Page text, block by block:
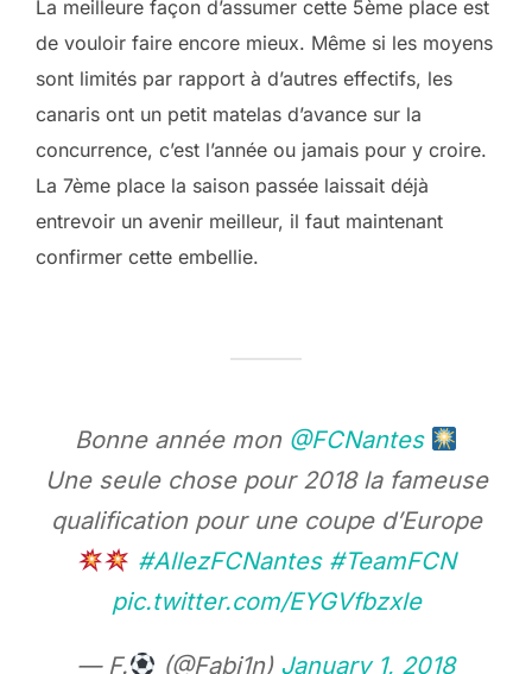
La meilleure façon d’assumer cette 5ème place est
de vouloir faire encore mieux. Même si les moyens
sont limités par rapport à d’autres effectifs, les
canaris ont un petit matelas d’avance sur la
concurrence, c’est l’année ou jamais pour y croire.
La 7ème place la saison passée laissait déjà
entrevoir un avenir meilleur, il faut maintenant
confirmer cette embellie.
Bonne année mon @FCNantes
Une seule chose pour 2018 la fameuse
qualification pour une coupe d’Europe
#AllezFCNantes #TeamFCN
pic.twitter.com/EYGVfbzxle
— F. (@Fabi1n) January 1, 2018